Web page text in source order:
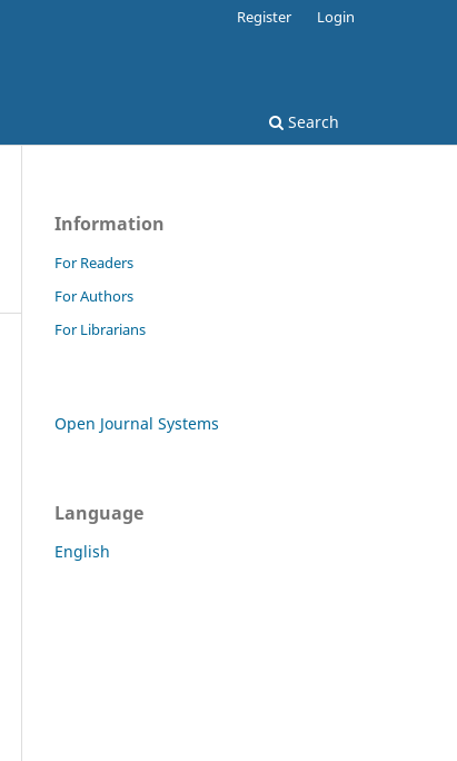
Search
Register Login
Information
For Readers
For Authors
For Librarians
Open Journal Systems
Language
English